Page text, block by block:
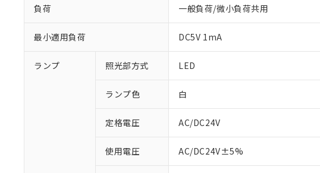
負荷 一般負荷/微小負荷共用
最小適用負荷 DC5V 1mA
ランプ 照光部方式 LED
ランプ色 白
定格電圧 AC/DC24V
使用電圧 AC/DC24V±5%